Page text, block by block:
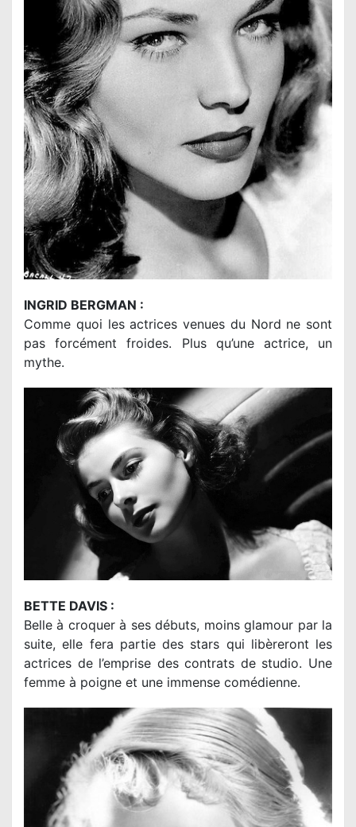
INGRID BERGMAN :
Comme quoi les actrices venues du Nord ne sont
pas forcément froides. Plus qu’une actrice, un
mythe.
BETTE DAVIS :
Belle à croquer à ses débuts, moins glamour par la
suite, elle fera partie des stars qui libèreront les
actrices de l’emprise des contrats de studio. Une
femme à poigne et une immense comédienne.